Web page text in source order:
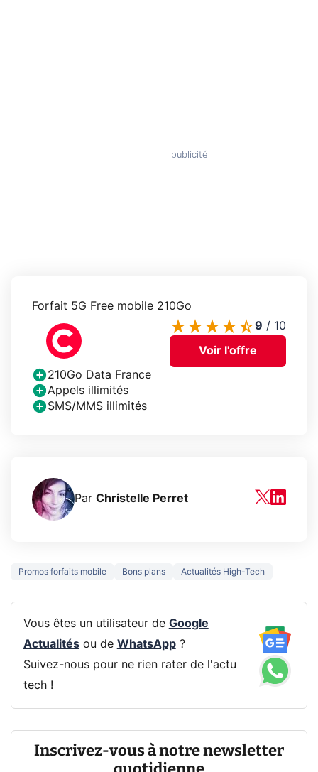
Forfait 5G Free mobile 210Go
210Go Data France
Appels illimités
SMS/MMS illimités
Voir l'offre
9 / 10
Par Christelle Perret
Promos forfaits mobile Bons plans Actualités High-Tech
Vous êtes un utilisateur de Google
Actualitésou de WhatsApp?
Suivez-nous pour ne rien rater de l'actu
tech !
Inscrivez-vous à notre newsletter